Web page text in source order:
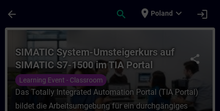
arrow_back search place Poland expand_more login
Course - SIMATIC System-
share
SIMATIC System-Umsteigerkurs auf
SIMATIC S7-1500 im TIA Portal
Learning Event - Classroom
Das Totally Integrated Automation Portal (TIA Portal)
bildet die Arbeitsumgebung für ein durchgängiges